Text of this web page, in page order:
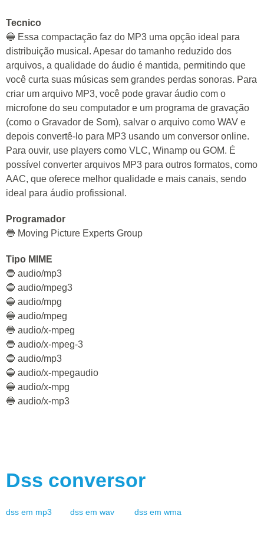
Tecnico
🔵 Essa compactação faz do MP3 uma opção ideal para
distribuição musical. Apesar do tamanho reduzido dos
arquivos, a qualidade do áudio é mantida, permitindo que
você curta suas músicas sem grandes perdas sonoras. Para
criar um arquivo MP3, você pode gravar áudio com o
microfone do seu computador e um programa de gravação
(como o Gravador de Som), salvar o arquivo como WAV e
depois convertê-lo para MP3 usando um conversor online.
Para ouvir, use players como VLC, Winamp ou GOM. É
possível converter arquivos MP3 para outros formatos, como
AAC, que oferece melhor qualidade e mais canais, sendo
ideal para áudio profissional.
Programador
🔵 Moving Picture Experts Group
Tipo MIME
🔵 audio/mp3
🔵 audio/mpeg3
🔵 audio/mpg
🔵 audio/mpeg
🔵 audio/x-mpeg
🔵 audio/x-mpeg-3
🔵 audio/mp3
🔵 audio/x-mpegaudio
🔵 audio/x-mpg
🔵 audio/x-mp3
Dss conversor
dss em mp3 dss em wav dss em wma